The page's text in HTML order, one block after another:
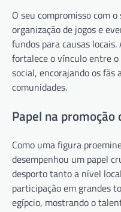
O seu compromisso com
organização de jogos e
fundos para causas
fortalece o vínculo entre
social, encorajando os fãs
comunidades.
Papel na
Como uma figura
desempenhou um papel
desporto tanto a nível
participação em grandes
egípcio, mostrando o